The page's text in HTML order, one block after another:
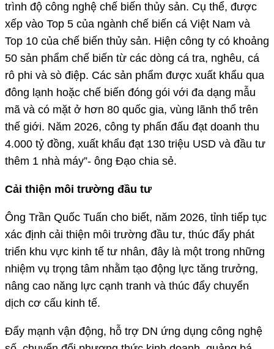
trình độ công nghệ chế biến thủy sản. Cụ thể, được
xếp vào Top 5 của ngành chế biến cá Việt Nam và
Top 10 của chế biến thủy sản. Hiện công ty có khoảng
50 sản phẩm chế biến từ các dòng cá tra, nghêu, cá
rô phi và sò điệp. Các sản phẩm được xuất khẩu qua
đông lạnh hoặc chế biến đóng gói với đa dạng mẫu
mã và có mặt ở hơn 80 quốc gia, vùng lãnh thổ trên
thế giới. Năm 2026, công ty phấn đấu đạt doanh thu
4.000 tỷ đồng, xuất khẩu đạt 130 triệu USD và đầu tư
thêm 1 nhà máy”- ông Đạo chia sẻ.
Cải thiện môi trường đầu tư
Ông Trần Quốc Tuấn cho biết, năm 2026, tỉnh tiếp tục
xác định cải thiện môi trường đầu tư, thúc đẩy phát
triển khu vực kinh tế tư nhân, đây là một trong những
nhiệm vụ trọng tâm nhằm tạo động lực tăng trưởng,
nâng cao năng lực cạnh tranh và thúc đẩy chuyển
dịch cơ cấu kinh tế.
Đẩy mạnh vận động, hỗ trợ DN ứng dụng công nghệ